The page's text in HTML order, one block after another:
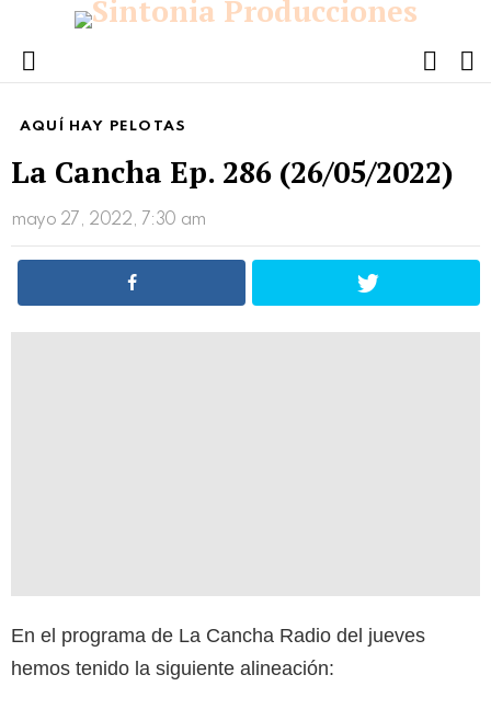
Menu
AQUÍ HAY PELOTAS
La Cancha Ep. 286 (26/05/2022)
mayo 27, 2022, 7:30 am
En el programa de La Cancha Radio del jueves
hemos tenido la siguiente alineación: